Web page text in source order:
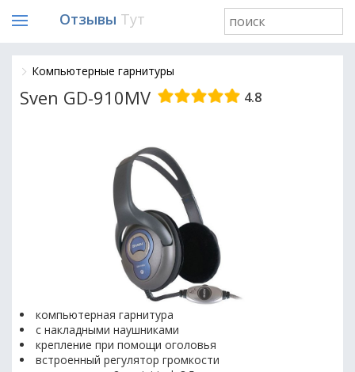
Отзывы Тут
Компьютерные гарнитуры
Sven GD-910MV 4.8
компьютерная гарнитура
с накладными наушниками
крепление при помощи оголовья
встроенный регулятор громкости